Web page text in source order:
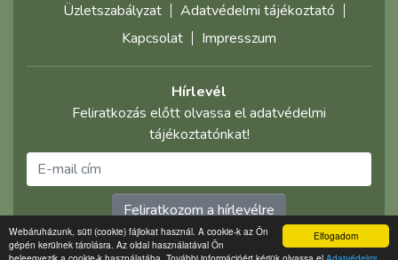
Elfogadom
Webáruházunk, süti (cookie) fájlokat használ. A cookie-k az Ön
gépén kerülnek tárolásra. Az oldal használatával Ön
Üzletszabályzat
Adatvédelmi tájékoztató
Kapcsolat
Impresszum
Hírlevél
Feliratkozás előtt olvassa el adatvédelmi
tájékoztatónkat!
Feliratkozom a hírlevélre
©2021 multimediaplaza.com